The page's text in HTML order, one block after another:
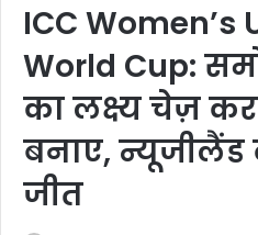
ICC Women’s
World Cup:
का लक्ष्य चेज़
बनाए, न्यूजीलैंड
जीत